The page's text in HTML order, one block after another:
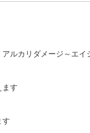
ルカリダメージ～エ
ます
す